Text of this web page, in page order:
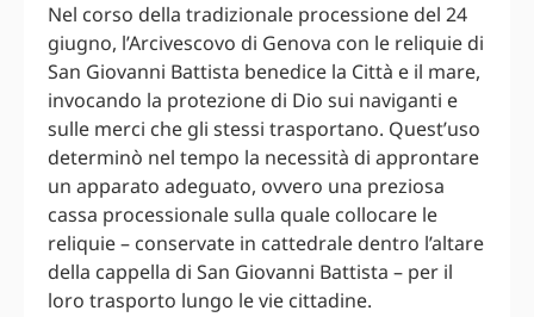
Nel corso della tradizionale processione del 24
giugno, l’Arcivescovo di Genova con le reliquie di
San Giovanni Battista benedice la Città e il mare,
invocando la protezione di Dio sui naviganti e
sulle merci che gli stessi trasportano. Quest’uso
determinò nel tempo la necessità di approntare
un apparato adeguato, ovvero una preziosa
cassa processionale sulla quale collocare le
reliquie – conservate in cattedrale dentro l’altare
della cappella di San Giovanni Battista – per il
loro trasporto lungo le vie cittadine.